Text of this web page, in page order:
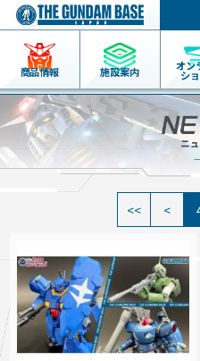
商品情報 施設案内 オン
シ